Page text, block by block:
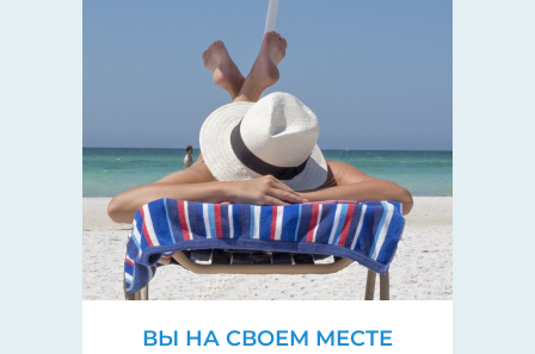
ВЫ НА СВОЕМ МЕСТЕ